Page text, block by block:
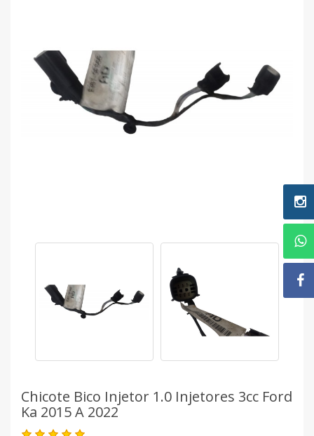
Chicote Bico Injetor 1.0 Injetores 3cc Ford
Ka 2015 A 2022